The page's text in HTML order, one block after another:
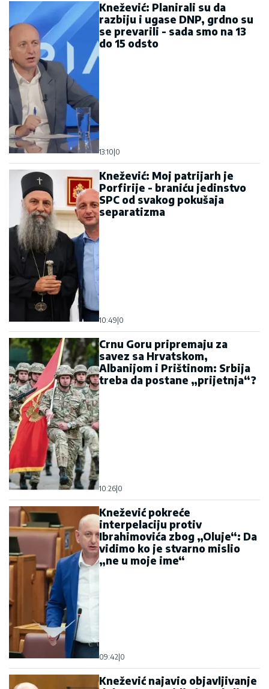
Knežević: Planirali su da
razbiju i ugase DNP, grdno su
se prevarili - sada smo na 13
do 15 odsto
13:10 0
Knežević: Moj patrijarh je
Porfirije - braniću jedinstvo
SPC od svakog pokušaja
separatizma
10:49 0
Crnu Goru pripremaju za
savez sa Hrvatskom,
Albanijom i Prištinom: Srbija
treba da postane „prijetnja“?
10:26 0
Knežević pokreće
interpelaciju protiv
Ibrahimovića zbog „Oluje“: Da
vidimo ko je stvarno mislio
„ne u moje ime“
09:42 0
Knežević najavio objavljivanje